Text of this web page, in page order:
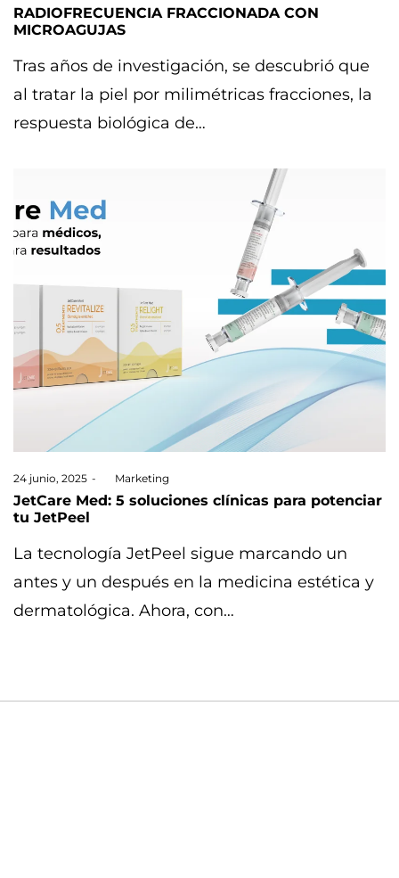
on
RADIOFRECUENCIA FRACCIONADA CON
MICROAGUJAS
Tras años de investigación, se descubrió que
al tratar la piel por milimétricas fracciones, la
respuesta biológica de…
Posted
on
24 junio, 2025 Marketing
JetCare Med: 5 soluciones clínicas para potenciar
tu JetPeel
La tecnología JetPeel sigue marcando un
antes y un después en la medicina estética y
dermatológica. Ahora, con…